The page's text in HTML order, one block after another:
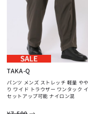
TAKA-Q
パンツ メンズ ストレッチ 軽量 や
り ワイド トラウザー ワンタック
セットアップ可能 ナイロン混